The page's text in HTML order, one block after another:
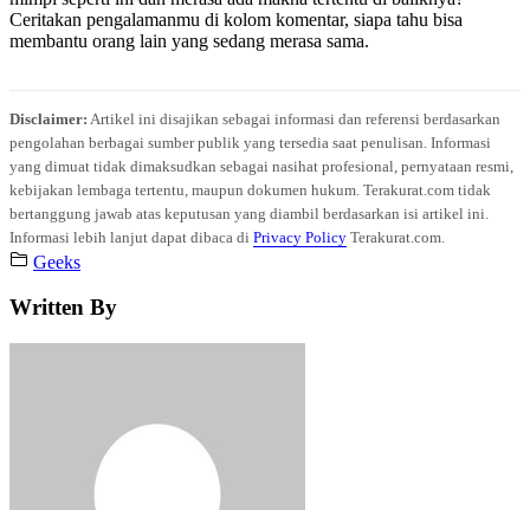
Ceritakan pengalamanmu di kolom komentar, siapa tahu bisa
membantu orang lain yang sedang merasa sama.
Disclaimer: Artikel ini disajikan sebagai informasi dan referensi berdasarkan
pengolahan berbagai sumber publik yang tersedia saat penulisan. Informasi
yang dimuat tidak dimaksudkan sebagai nasihat profesional, pernyataan resmi,
kebijakan lembaga tertentu, maupun dokumen hukum. Terakurat.com tidak
bertanggung jawab atas keputusan yang diambil berdasarkan isi artikel ini.
Informasi lebih lanjut dapat dibaca di Privacy Policy Terakurat.com.
Geeks
Written By